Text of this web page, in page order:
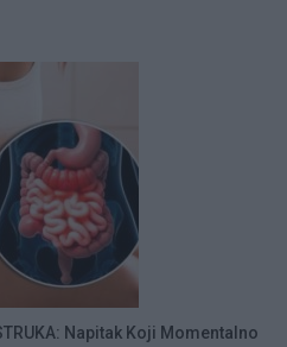
Napitak Koji Momentalno